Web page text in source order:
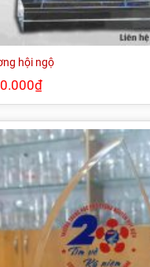
hội ngộ
₫Giá
hiện
tại
110.000₫.